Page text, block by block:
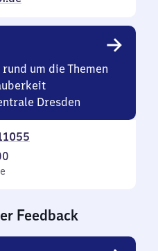
um die Themen
Dresden
Feedback